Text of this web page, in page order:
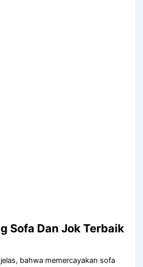
Sofa Dаn Jok Terbaik
bаhwа memercayakan sofa